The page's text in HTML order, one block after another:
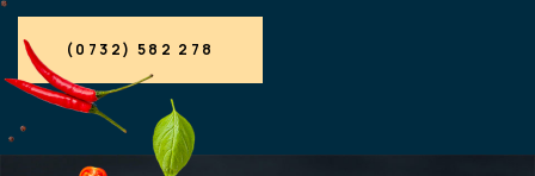
(0732) 582 278